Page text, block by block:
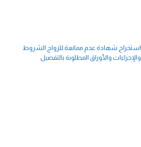
استخراج شهادة عدم ممانعة للزواج الشروط
والإجراءات والأوراق المطلوبة بالتفصيل